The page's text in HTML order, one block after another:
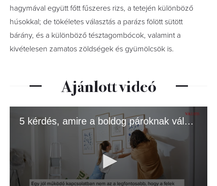
hagymával együtt főtt fűszeres rizs, a tetején különböző
húsokkal; de tökéletes választás a parázs fölött sütött
bárány, és a különböző tésztagombócok, valamint a
kivételesen zamatos zöldségek és gyümölcsök is.
Ajánlott videó
5 kérdés, amire a boldog pároknak válaszolnia kell